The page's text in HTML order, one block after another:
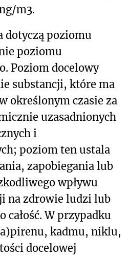
m3.
dotyczą poziomu
poziomu
. Poziom docelowy
substancji, które ma
określonym czasie za
uzasadnionych
i
poziom ten ustala
zapobiegania lub
wpływu
na zdrowie ludzi lub
całość. W przypadku
kadmu, niklu,
docelowej